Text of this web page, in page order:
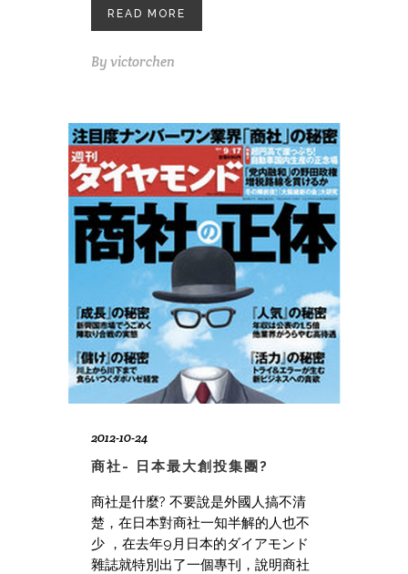
READ MORE
By victorchen
2012-10-24
商社- 日本最大創投集團?
商社是什麼? 不要說是外國人搞不清
楚，在日本對商社一知半解的人也不
少 ，在去年9月日本的ダイアモンド
雜誌就特別出了一個專刊，說明商社